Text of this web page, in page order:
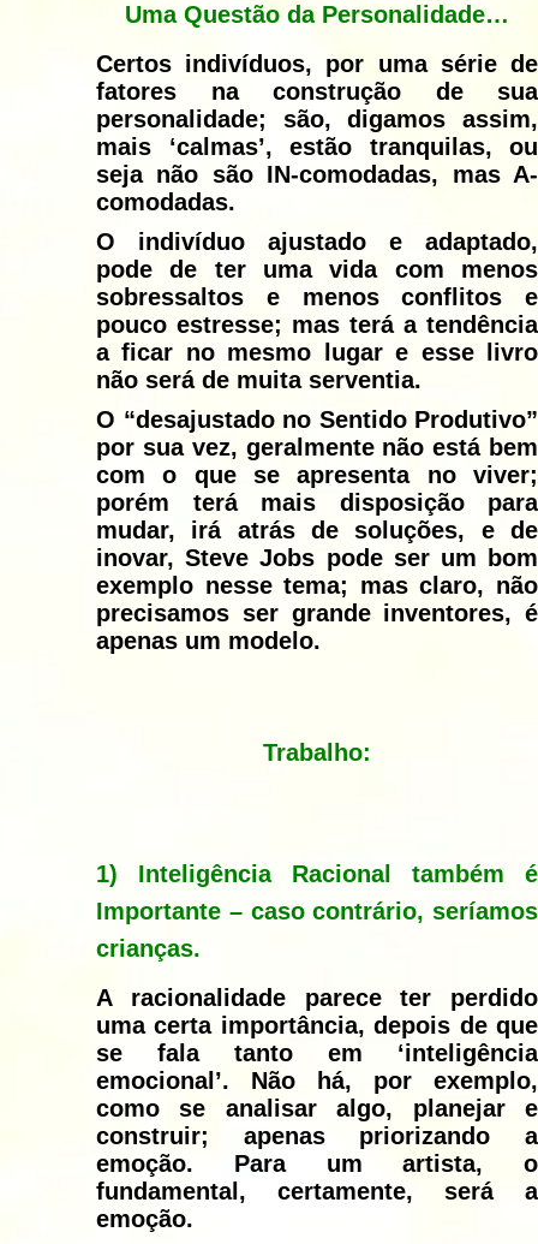
Uma Questão da Personalidade…
Certos indivíduos, por uma série de
fatores na construção de sua
personalidade; são, digamos assim,
mais ‘calmas’, estão tranquilas, ou
seja não são IN-comodadas, mas A-
comodadas.
O indivíduo ajustado e adaptado,
pode de ter uma vida com menos
sobressaltos e menos conflitos e
pouco estresse; mas terá a tendência
a ficar no mesmo lugar e esse livro
não será de muita serventia.
O “desajustado no Sentido Produtivo”
por sua vez, geralmente não está bem
com o que se apresenta no viver;
porém terá mais disposição para
mudar, irá atrás de soluções, e de
inovar, Steve Jobs pode ser um bom
exemplo nesse tema; mas claro, não
precisamos ser grande inventores, é
apenas um modelo.
Trabalho:
1) Inteligência Racional também é
Importante – caso contrário, seríamos
crianças.
A racionalidade parece ter perdido
uma certa importância, depois de que
se fala tanto em ‘inteligência
emocional’. Não há, por exemplo,
como se analisar algo, planejar e
construir; apenas priorizando a
emoção. Para um artista, o
fundamental, certamente, será a
emoção.